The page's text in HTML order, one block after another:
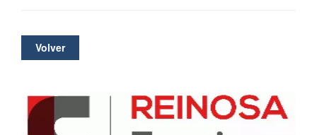
Volver